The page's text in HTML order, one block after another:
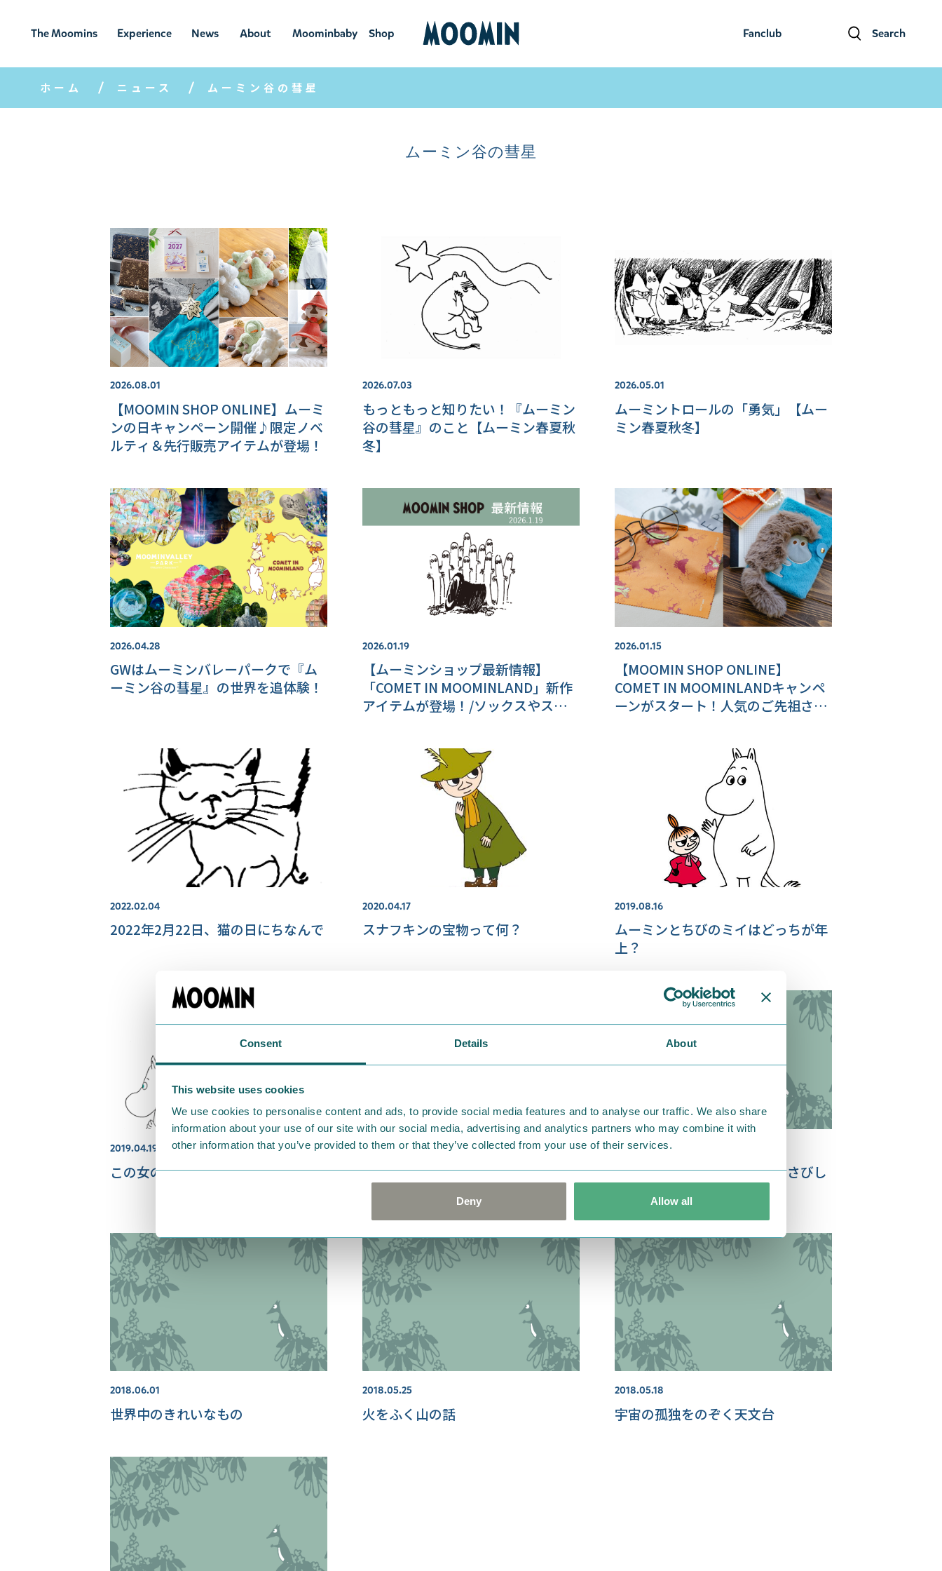
Consent Details About
This website uses cookies
We use cookies to personalise content and ads, to provide social media features and to analyse our traffic. We also share
information about your use of our site with our social media, advertising and analytics partners who may combine it with
other information that you’ve provided to them or that they’ve collected from your use of their services.
Deny Allow all
Fanclub Search
The Moomins
ムーミンの
世界
Experience
ムーミンの世
界を楽しむ
News
ニュ
ース
About
ムーミン
について
Moominbaby
ムーミンベ
ビー
Shop
ショ
ホーム ニュース ムーミン谷の彗星
ムーミン谷の彗星
2026.08.01
【MOOMIN SHOP ONLINE】ムーミ
ンの日キャンペーン開催♪限定ノベ
ルティ＆先行販売アイテムが登場！
2026.07.03
もっともっと知りたい！『ムーミン
谷の彗星』のこと【ムーミン春夏秋
冬】
2026.05.01
ムーミントロールの「勇気」【ムー
ミン春夏秋冬】
2026.04.28
GWはムーミンバレーパークで『ム
ーミン谷の彗星』の世界を追体験！
2026.01.19
【ムーミンショップ最新情報】
「COMET IN MOOMINLAND」新作
アイテムが登場！/ソックスやステ
2026.01.15
【MOOMIN SHOP ONLINE】
COMET IN MOOMINLANDキャンペ
ーンがスタート！人気のご先祖さま
2022.02.04
2022年2月22日、猫の日にちなんで
2020.04.17
スナフキンの宝物って何？
2019.08.16
ムーミンとちびのミイはどっちが年
上？
2019.04.19
この女の子は誰？
2019.04.05
ムーミントロールとスナフキンの出
会い
2018.08.10
ムーミンの日の集いと、「おさびし
2018.06.01
世界中のきれいなもの
2018.05.25
火をふく山の話
2018.05.18
宇宙の孤独をのぞく天文台